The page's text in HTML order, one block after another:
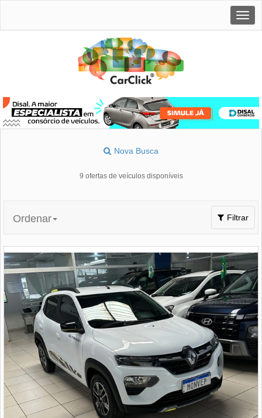
Nova Busca
9 ofertas de veículos disponíveis
Toggle
navigation
Filtrar
Ordenar